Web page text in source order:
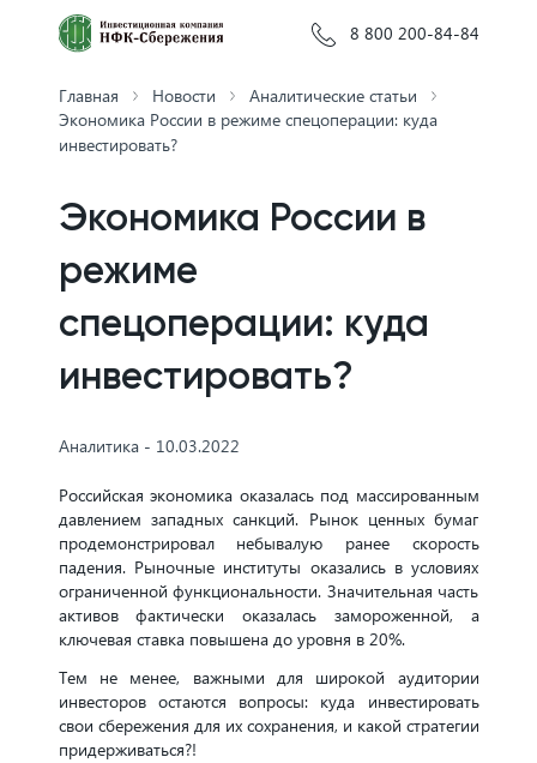
8 800 200-84-84
Главная Новости
Аналитические статьи
Экономика России в режиме спецоперации: куда
инвестировать?
Экономика России в
режиме
спецоперации: куда
инвестировать?
Аналитика - 10.03.2022
Российская экономика оказалась под массированным
давлением западных санкций. Рынок ценных бумаг
продемонстрировал небывалую ранее скорость
падения. Рыночные институты оказались в условиях
ограниченной функциональности. Значительная часть
активов фактически оказалась замороженной, а
ключевая ставка повышена до уровня в 20%.
Тем не менее, важными для широкой аудитории
инвесторов остаются вопросы: куда инвестировать
свои сбережения для их сохранения, и какой стратегии
придерживаться?!